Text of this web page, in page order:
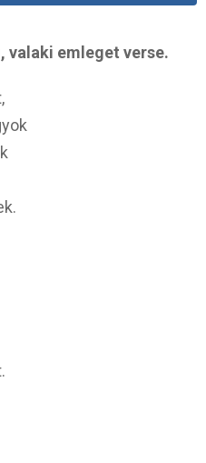
valaki emleget verse.